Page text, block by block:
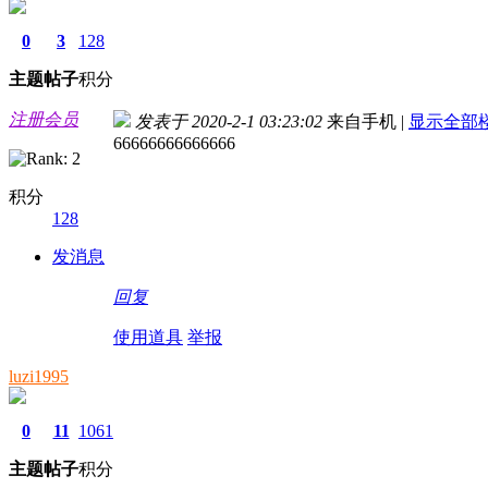
0
主题
3
帖子
128
积分
注册会员
积分
128
发消息
发表于 2020-2-1 03:23:02 来自手机 | 显示全部
66666666666666
回复
使用道具 举报
luzi1995
0
主题
11
帖子
1061
积分